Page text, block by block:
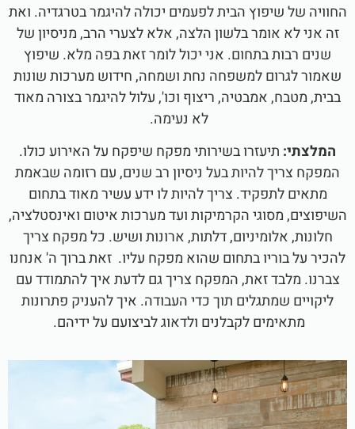
החוויה של שיפוץ הבית לפעמים יכולה להיגמר בטרגדיה. ואת
זה אני לא אומר בלשון הלצה, אלא לצערי הרב, מניסיון של
שנים רבות בתחום. אני יכול לומר זאת בפה מלא. שיפוץ
שאמור לגרום למשפחה נחת ושמחה, חידוש מערכות שונות
בבית, מטבח, אמבטיה, ריצוף וכו', עלול להיגמר בצורה מאוד
לא נעימה.
המלצתי: תיעזרו בשירותי מפקח שיפקח על האירוע כולו.
המפקח צריך להיות בעל ניסיון רב שנים, עם רזומה שבאמת
מתאים לתפקיד. צריך להיות לו ידע עשיר מאוד בתחום
השיפוצים, מסוגי הקרמיקות ועד מערכות איטום ואינסטלציה,
חלונות, אלומיניום, דלתות, ארונות ושיש. כל מפקח צריך
להכיר על בוריו בתחום שהוא מפקח עליו. זאת ברוך ה' אנחנו
צברנו. מלבד זאת, המפקח צריך גם לדעת איך להתמודד עם
ליקויים שמתגלים תוך כדי העבודה. איך להעניק פתרונות
מתאימים לקבלנים ולדאוג לביצועם על ידיהם.